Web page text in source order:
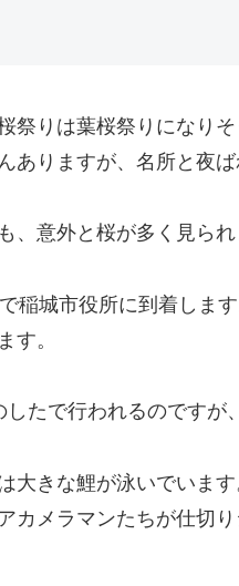
祭りは葉桜祭りになり
ありますが、名所と夜
、意外と桜が多く見ら
稲城市役所に到着しま
す。
たで行われるのですが
大きな鯉が泳いでいま
カメラマンたちが仕切